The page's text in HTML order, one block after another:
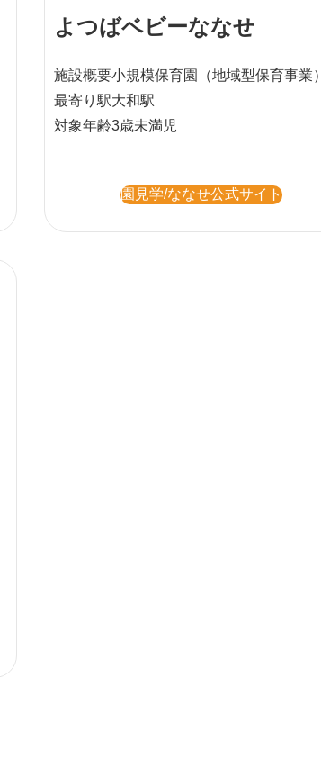
よつばベビーななせ
施設概要小規模保育園
（地域型保育事業）
最寄り駅大和駅
対象年齢3歳未満児
園見学/ななせ公式サイト